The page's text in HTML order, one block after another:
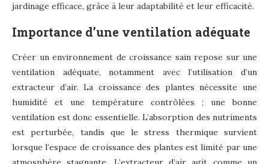
jardinage efficace, grâce à leur adaptabilité et leur efficacité.
Importance d’une ventilation adéquate
Créer un environnement de croissance sain repose sur une
ventilation adéquate, notamment avec l’utilisation d’un
extracteur d’air. La croissance des plantes nécessite une
humidité et une température contrôlées ; une bonne
ventilation est donc essentielle. L’absorption des nutriments
est perturbée, tandis que le stress thermique survient
lorsque l’espace de croissance des plantes est limité par une